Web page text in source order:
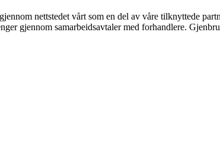
nettstedet vårt som en del av våre tilknyttede
gjennom samarbeidsavtaler med forhandlere.